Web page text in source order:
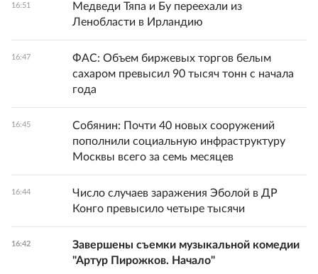
16:51
Медведи Тяпа и Бу переехали из
Ленобласти в Ирландию
16:47
ФАС: Объем биржевых торгов белым
сахаром превысил 90 тысяч тонн с начала
года
16:45
Собянин: Почти 40 новых сооружений
пополнили социальную инфраструктуру
Москвы всего за семь месяцев
16:44
Число случаев заражения Эболой в ДР
Конго превысило четыре тысячи
16:42
Завершены съемки музыкальной комедии
"Артур Пирожков. Начало"